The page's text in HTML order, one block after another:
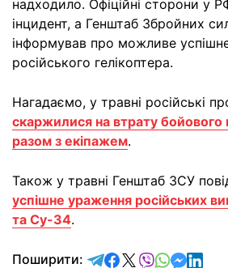
надходило. Офіційні сторони у
інцидент, а Генштаб Збройних
інформував про можливе
російського гелікоптера.
Нагадаємо, у травні російські
скаржилися на втрату бойового
разом з екіпажем.
Також у травні Генштаб ЗСУ
успішне ураження російських
та Су-34.
Поширити: відправити у
поділитись у
поділитись у X
відправити